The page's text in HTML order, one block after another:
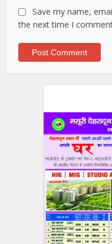
Save my name,
the next time I